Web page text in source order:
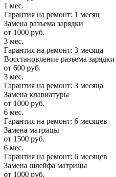
1 мес.
Гарантия на ремонт: 1 месяц
Замена разъема зарядки
от 1000 руб.
3 мес.
Гарантия на ремонт: 3 месяца
Восстановление разъема зарядки
от 600 руб.
3 мес.
Гарантия на ремонт: 3 месяца
Замена клавиатуры
от 1000 руб.
6 мес.
Гарантия на ремонт: 6 месяцев
Замена матрицы
от 1500 руб.
6 мес.
Гарантия на ремонт: 6 месяцев
Замена шлейфа матрицы
от 1000 руб.